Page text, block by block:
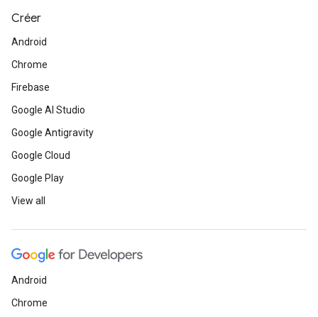
Créer
Android
Chrome
Firebase
Google AI Studio
Google Antigravity
Google Cloud
Google Play
View all
Android
Chrome